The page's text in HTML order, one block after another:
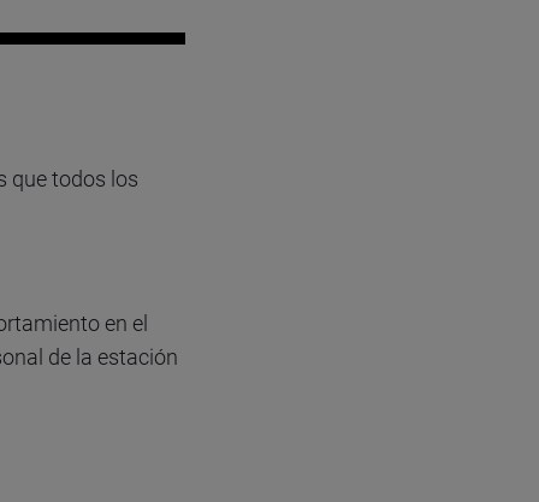
que todos los
en el
de la estación